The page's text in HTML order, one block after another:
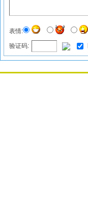
表情:
验证码: